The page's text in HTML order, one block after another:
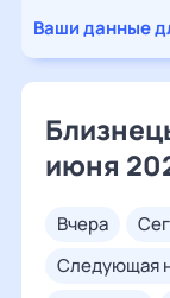
Ваши данные
июня
вчера
следующая